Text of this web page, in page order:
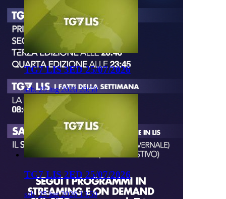
TG7 LIS 3ED 25/07/2026
sab, 25 lug 2026 20:50
TG7 LIS 2ED 25/07/2026
sab, 25 lug 2026 13:50